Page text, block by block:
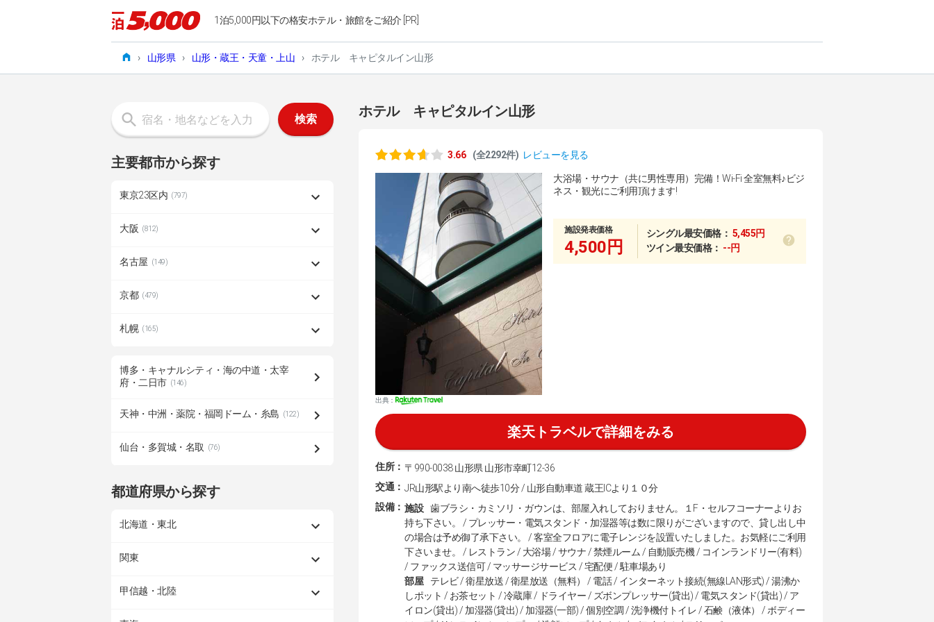
1泊5,000円以下の格安ホテル・旅館をご紹介 [PR]
› 山形県 › 山形・蔵王・天童・上山 › ホテル キャピタルイン山形
ホテル キャピタルイン山形
3.66 (全2292件) レビューを見る
出典：
大浴場・サウナ（共に男性専用）完備！Wi-Fi 全室無料♪ビジ
ネス・観光にご利用頂けます!
施設発表価格
4,500円
シングル最安価格： 5,455円
ツイン最安価格： --円
楽天トラベルで詳細をみる
住所： 〒990-0038 山形県 山形市幸町12-36
交通： JR山形駅より南へ徒歩10分 / 山形自動車道 蔵王ICより１０分
設備： 施設
歯ブラシ・カミソリ・ガウンは、部屋入れしておりません。１F・セルフコーナーよりお
持ち下さい。 / プレッサー・電気スタンド・加湿器等は数に限りがございますので、貸し出し中
の場合は予め御了承下さい。 / 客室全フロアに電子レンジを設置いたしました。お気軽にご利用
下さいませ。 / レストラン / 大浴場 / サウナ / 禁煙ルーム / 自動販売機 / コインランドリー(有料)
/ ファックス送信可 / マッサージサービス / 宅配便 / 駐車場あり
部屋
テレビ / 衛星放送 / 衛星放送（無料） / 電話 / インターネット接続(無線LAN形式) / 湯沸か
しポット / お茶セット / 冷蔵庫 / ドライヤー / ズボンプレッサー(貸出) / 電気スタンド(貸出) / ア
イロン(貸出) / 加湿器(貸出) / 加湿器(一部) / 個別空調 / 洗浄機付トイレ / 石鹸（液体） / ボディー
検索
主要都市から探す
東京23区内 (797)
大阪 (812)
名古屋 (149)
京都 (479)
札幌 (165)
博多・キャナルシティ・海の中道・太宰
府・二日市 (146)
天神・中洲・薬院・福岡ドーム・糸島 (122)
仙台・多賀城・名取 (76)
都道府県から探す
北海道・東北
関東
甲信越・北陸